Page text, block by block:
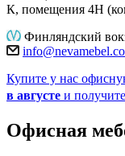
К, помещения 4Н
Финляндский
Купите у нас
в августе и получите
Офисная